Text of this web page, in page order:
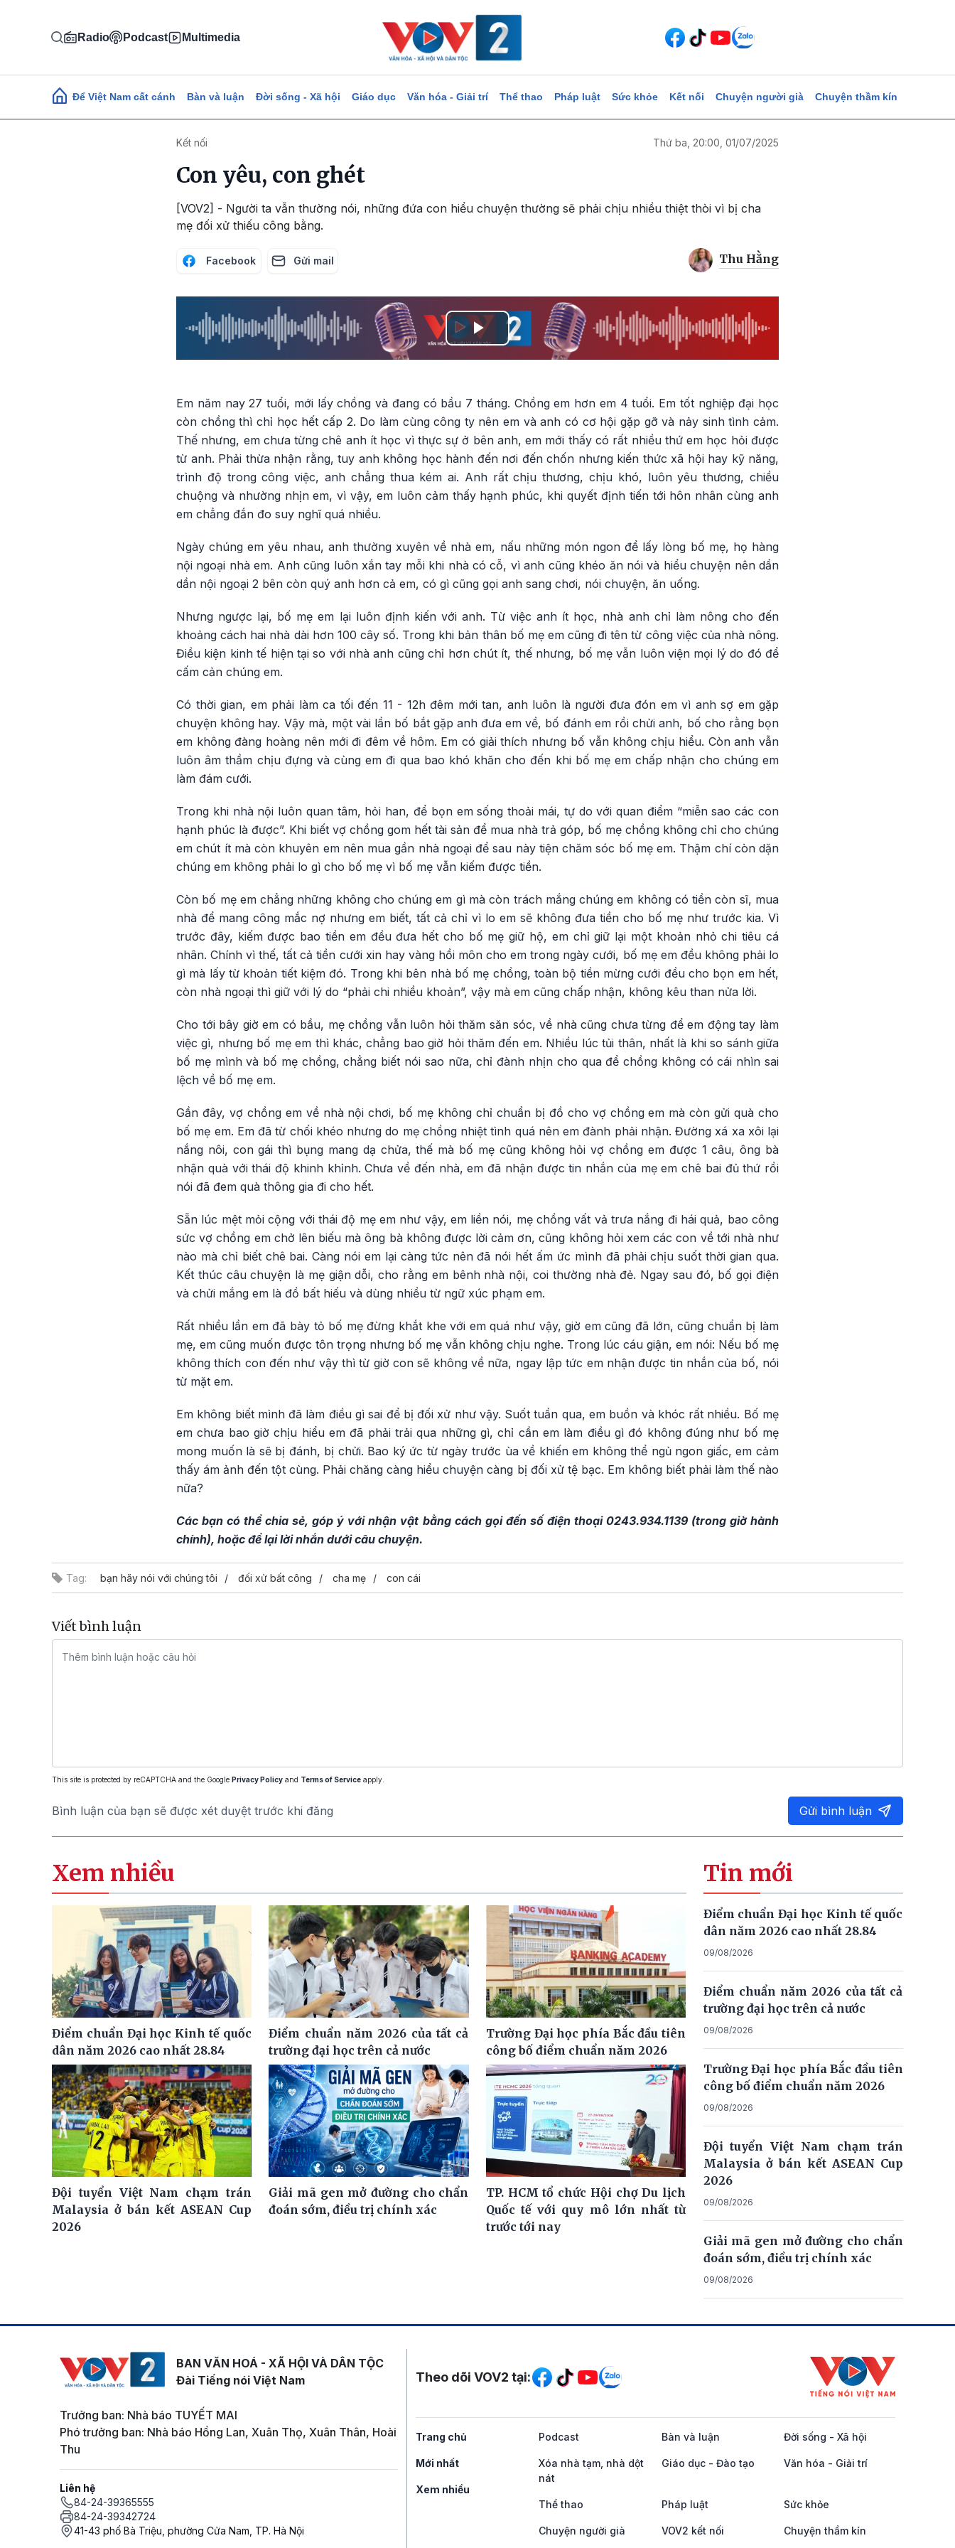
Radio Podcast Multimedia
Main navigation
Để Việt Nam cất cánh Bàn và luận Đời sống - Xã hội Giáo dục Văn hóa - Giải trí Thể thao Pháp luật Sức khỏe Kết nối Chuyện người già Chuyện thầm kín
Kết nối Thứ ba, 20:00, 01/07/2025
Con yêu, con ghét
[VOV2] - Người ta vẫn thường nói, những đứa con hiểu chuyện thường sẽ phải chịu nhiều thiệt thòi vì bị cha
mẹ đối xử thiếu công bằng.
Facebook Gửi mail Thu Hằng
Play
Em năm nay 27 tuổi, mới lấy chồng và đang có bầu 7 tháng. Chồng em hơn em 4 tuổi. Em tốt nghiệp đại học
còn chồng thì chỉ học hết cấp 2. Do làm cùng công ty nên em và anh có cơ hội gặp gỡ và nảy sinh tình cảm.
Thế nhưng, em chưa từng chê anh ít học vì thực sự ở bên anh, em mới thấy có rất nhiều thứ em học hỏi được
từ anh. Phải thừa nhận rằng, tuy anh không học hành đến nơi đến chốn nhưng kiến thức xã hội hay kỹ năng,
trình độ trong công việc, anh chẳng thua kém ai. Anh rất chịu thương, chịu khó, luôn yêu thương, chiều
chuộng và nhường nhịn em, vì vậy, em luôn cảm thấy hạnh phúc, khi quyết định tiến tới hôn nhân cùng anh
em chẳng đắn đo suy nghĩ quá nhiều.
Ngày chúng em yêu nhau, anh thường xuyên về nhà em, nấu những món ngon để lấy lòng bố mẹ, họ hàng
nội ngoại nhà em. Anh cũng luôn xắn tay mỗi khi nhà có cỗ, vì anh cũng khéo ăn nói và hiểu chuyện nên dần
dần nội ngoại 2 bên còn quý anh hơn cả em, có gì cũng gọi anh sang chơi, nói chuyện, ăn uống.
Nhưng ngược lại, bố mẹ em lại luôn định kiến với anh. Từ việc anh ít học, nhà anh chỉ làm nông cho đến
khoảng cách hai nhà dài hơn 100 cây số. Trong khi bản thân bố mẹ em cũng đi tên từ công việc của nhà nông.
Điều kiện kinh tế hiện tại so với nhà anh cũng chỉ hơn chút ít, thế nhưng, bố mẹ vẫn luôn viện mọi lý do đó để
cấm cản chúng em.
Có thời gian, em phải làm ca tối đến 11 - 12h đêm mới tan, anh luôn là người đưa đón em vì anh sợ em gặp
chuyện không hay. Vậy mà, một vài lần bố bắt gặp anh đưa em về, bố đánh em rồi chửi anh, bố cho rằng bọn
em không đàng hoàng nên mới đi đêm về hôm. Em có giải thích nhưng bố vẫn không chịu hiểu. Còn anh vẫn
luôn âm thầm chịu đựng và cùng em đi qua bao khó khăn cho đến khi bố mẹ em chấp nhận cho chúng em
làm đám cưới.
Trong khi nhà nội luôn quan tâm, hỏi han, để bọn em sống thoải mái, tự do với quan điểm “miễn sao các con
hạnh phúc là được”. Khi biết vợ chồng gom hết tài sản để mua nhà trả góp, bố mẹ chồng không chỉ cho chúng
em chút ít mà còn khuyên em nên mua gần nhà ngoại để sau này tiện chăm sóc bố mẹ em. Thậm chí còn dặn
chúng em không phải lo gì cho bố mẹ vì bố mẹ vẫn kiếm được tiền.
Còn bố mẹ em chẳng những không cho chúng em gì mà còn trách mắng chúng em không có tiền còn sĩ, mua
nhà để mang công mắc nợ nhưng em biết, tất cả chỉ vì lo em sẽ không đưa tiền cho bố mẹ như trước kia. Vì
trước đây, kiếm được bao tiền em đều đưa hết cho bố mẹ giữ hộ, em chỉ giữ lại một khoản nhỏ chi tiêu cá
nhân. Chính vì thế, tất cả tiền cưới xin hay vàng hồi môn cho em trong ngày cưới, bố mẹ em đều không phải lo
gì mà lấy từ khoản tiết kiệm đó. Trong khi bên nhà bố mẹ chồng, toàn bộ tiền mừng cưới đều cho bọn em hết,
còn nhà ngoại thì giữ với lý do “phải chi nhiều khoản”, vậy mà em cũng chấp nhận, không kêu than nửa lời.
Cho tới bây giờ em có bầu, mẹ chồng vẫn luôn hỏi thăm săn sóc, về nhà cũng chưa từng để em động tay làm
việc gì, nhưng bố mẹ em thì khác, chẳng bao giờ hỏi thăm đến em. Nhiều lúc tủi thân, nhất là khi so sánh giữa
bố mẹ mình và bố mẹ chồng, chẳng biết nói sao nữa, chỉ đành nhịn cho qua để chồng không có cái nhìn sai
lệch về bố mẹ em.
Gần đây, vợ chồng em về nhà nội chơi, bố mẹ không chỉ chuẩn bị đồ cho vợ chồng em mà còn gửi quà cho
bố mẹ em. Em đã từ chối khéo nhưng do mẹ chồng nhiệt tình quá nên em đành phải nhận. Đường xá xa xôi lại
nắng nôi, con gái thì bụng mang dạ chửa, thế mà bố mẹ cũng không hỏi vợ chồng em được 1 câu, ông bà
nhận quà với thái độ khinh khỉnh. Chưa về đến nhà, em đã nhận được tin nhắn của mẹ em chê bai đủ thứ rồi
nói đã đem quà thông gia đi cho hết.
Sẵn lúc mệt mỏi cộng với thái độ mẹ em như vậy, em liền nói, mẹ chồng vất vả trưa nắng đi hái quả, bao công
sức vợ chồng em chở lên biếu mà ông bà không được lời cảm ơn, cũng không hỏi xem các con về tới nhà như
nào mà chỉ biết chê bai. Càng nói em lại càng tức nên đã nói hết ấm ức mình đã phải chịu suốt thời gian qua.
Kết thúc câu chuyện là mẹ giận dỗi, cho rằng em bênh nhà nội, coi thường nhà đẻ. Ngay sau đó, bố gọi điện
và chửi mắng em là đồ bất hiếu và dùng nhiều từ ngữ xúc phạm em.
Rất nhiều lần em đã bày tỏ bố mẹ đừng khắt khe với em quá như vậy, giờ em cũng đã lớn, cũng chuẩn bị làm
mẹ, em cũng muốn được tôn trọng nhưng bố mẹ vẫn không chịu nghe. Trong lúc cáu giận, em nói: Nếu bố mẹ
không thích con đến như vậy thì từ giờ con sẽ không về nữa, ngay lập tức em nhận được tin nhắn của bố, nói
từ mặt em.
Em không biết mình đã làm điều gì sai để bị đối xử như vậy. Suốt tuần qua, em buồn và khóc rất nhiều. Bố mẹ
em chưa bao giờ chịu hiểu em đã phải trải qua những gì, chỉ cần em làm điều gì đó không đúng như bố mẹ
mong muốn là sẽ bị đánh, bị chửi. Bao ký ức từ ngày trước ùa về khiến em không thể ngủ ngon giấc, em cảm
thấy ám ảnh đến tột cùng. Phải chăng càng hiểu chuyện càng bị đối xử tệ bạc. Em không biết phải làm thế nào
nữa?
Các bạn có thể chia sẻ, góp ý với nhận vật bằng cách gọi đến số điện thoại 0243.934.1139 (trong giờ hành
chính), hoặc để lại lời nhắn dưới câu chuyện.
Tag: bạn hãy nói với chúng tôi đối xử bất công cha mẹ con cái
Viết bình luận
This site is protected by reCAPTCHA and the Google Privacy Policy and Terms of Service apply.
Bình luận của bạn sẽ được xét duyệt trước khi đăng Gửi bình luận
Xem nhiều
Điểm chuẩn Đại học Kinh tế quốc
dân năm 2026 cao nhất 28.84
Điểm chuẩn năm 2026 của tất cả
trường đại học trên cả nước
Trường Đại học phía Bắc đầu tiên
công bố điểm chuẩn năm 2026
Đội tuyển Việt Nam chạm trán
Malaysia ở bán kết ASEAN Cup
2026
Giải mã gen mở đường cho chẩn
đoán sớm, điều trị chính xác
TP. HCM tổ chức Hội chợ Du lịch
Quốc tế với quy mô lớn nhất từ
trước tới nay
Tin mới
Điểm chuẩn Đại học Kinh tế quốc
dân năm 2026 cao nhất 28.84
09/08/2026
Điểm chuẩn năm 2026 của tất cả
trường đại học trên cả nước
09/08/2026
Trường Đại học phía Bắc đầu tiên
công bố điểm chuẩn năm 2026
09/08/2026
Đội tuyển Việt Nam chạm trán
Malaysia ở bán kết ASEAN Cup
2026
09/08/2026
Giải mã gen mở đường cho chẩn
đoán sớm, điều trị chính xác
09/08/2026
BAN VĂN HOÁ - XÃ HỘI VÀ DÂN TỘC
Đài Tiếng nói Việt Nam
Trưởng ban: Nhà báo TUYẾT MAI
Phó trưởng ban: Nhà báo Hồng Lan, Xuân Thọ, Xuân Thân, Hoài
Thu
Liên hệ
84-24-39365555
84-24-39342724
41-43 phố Bà Triệu, phường Cửa Nam, TP. Hà Nội
Mạng xã hội
Theo dõi VOV2 tại:
Trang chủ
Mới nhất
Xem nhiều
Podcast Bàn và luận Đời sống - Xã hội
Xóa nhà tạm, nhà dột
nát
Giáo dục - Đào tạo Văn hóa - Giải trí
Thể thao Pháp luật Sức khỏe
Chuyện người già VOV2 kết nối Chuyện thầm kín